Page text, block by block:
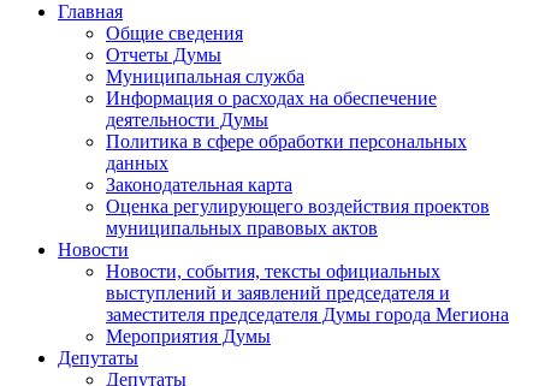
Главная
Общие сведения
Отчеты Думы
Муниципальная служба
Информация о расходах на обеспечение
деятельности Думы
Политика в сфере обработки персональных
данных
Законодательная карта
Оценка регулирующего воздействия проектов
муниципальных правовых актов
Новости
Новости, события, тексты официальных
выступлений и заявлений председателя и
заместителя председателя Думы города Мегиона
Мероприятия Думы
Депутаты
Депутаты